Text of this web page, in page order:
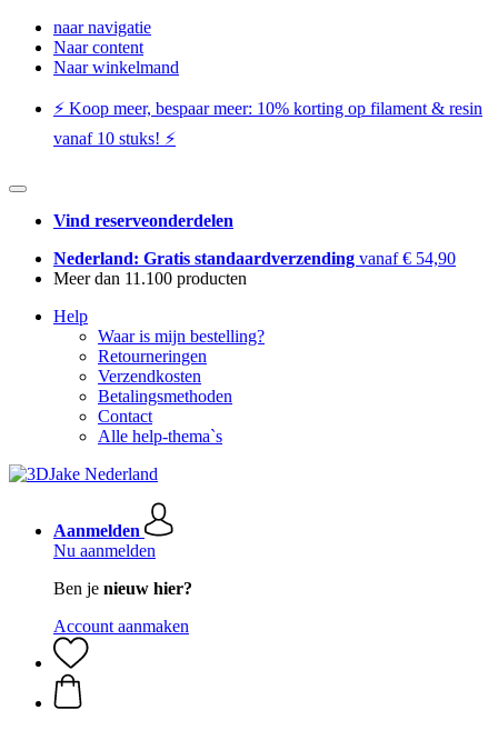
naar navigatie
Naar content
Naar winkelmand
⚡️ Koop meer, bespaar meer: ​​10% korting op filament & resin
vanaf 10 stuks! ⚡️
Vind reserveonderdelen
Nederland: Gratis standaardverzending vanaf € 54,90
Meer dan 11.100 producten
Help
Waar is mijn bestelling?
Retourneringen
Verzendkosten
Betalingsmethoden
Contact
Alle help-thema`s
Aanmelden
Nu aanmelden
Ben je nieuw hier?
Account aanmaken